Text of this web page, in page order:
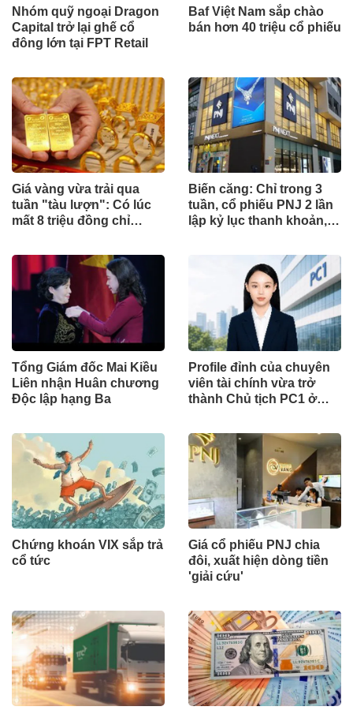
Nhóm quỹ ngoại Dragon
Capital trở lại ghế cổ
đông lớn tại FPT Retail
Baf Việt Nam sắp chào
bán hơn 40 triệu cổ phiếu
Giá vàng vừa trải qua
tuần "tàu lượn": Có lúc
mất 8 triệu đồng chỉ
đỉnh lỗ 10 tháng lương
cơ bản
Biến căng: Chỉ trong 3
tuần, cổ phiếu PNJ 2 lần
lập kỷ lục thanh khoản,
Tổng Giám đốc Mai Kiều
Liên nhận Huân chương
Độc lập hạng Ba
Profile đỉnh của chuyên
viên tài chính vừa trở
thành Chủ tịch PC1 ở
học tại Mỹ, từng làm tại
KPMG và Vietcap
Chứng khoán VIX sắp trả
cổ tức
Giá cổ phiếu PNJ chia
đôi, xuất hiện dòng tiền
'giải cứu'